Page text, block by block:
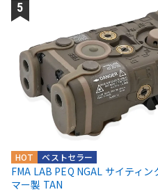
ベストセラー
HOT
FMA LAB PEQ NGAL サイティン
マー製 TAN